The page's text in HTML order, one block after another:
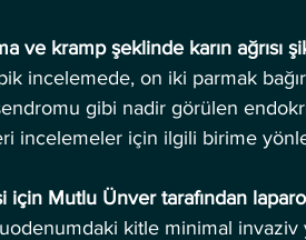
ve kramp şeklinde karın ağrısı
incelemede, on iki parmak
gibi nadir görülen
incelemeler için ilgili birime
Mutlu Ünver tarafından
kitle minimal invaziv